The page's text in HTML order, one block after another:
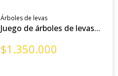
Árboles de levas
Juego de árboles de levas...
$1.350.000